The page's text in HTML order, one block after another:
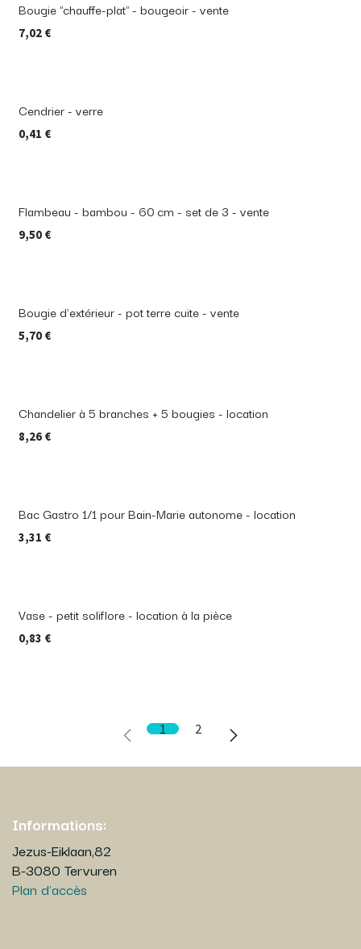
Bougie "chauffe-plat" - bougeoir - vente
7,02 €
Cendrier - verre
0,41 €
Flambeau - bambou - 60 cm - set de 3 - vente
9,50 €
Bougie d'extérieur - pot terre cuite - vente
5,70 €
Chandelier à 5 branches + 5 bougies - location
8,26 €
Bac Gastro 1/1 pour Bain-Marie autonome - location
3,31 €
Vase - petit soliflore - location à la pièce
0,83 €
1 2
Informations:
Jezus-Eiklaan,82
B-3080 Tervuren
Plan d'accès